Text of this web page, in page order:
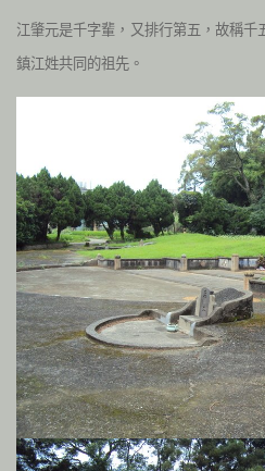
江肇元是千字輩，又排行第五，故稱
鎮江姓共同的祖先。